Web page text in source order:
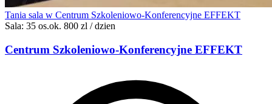
Tania sala w Centrum Szkoleniowo-Konferencyjne EFFEKT
Sala: 35 os.ok. 800 zl / dzien
Centrum Szkoleniowo-Konferencyjne EFFEKT